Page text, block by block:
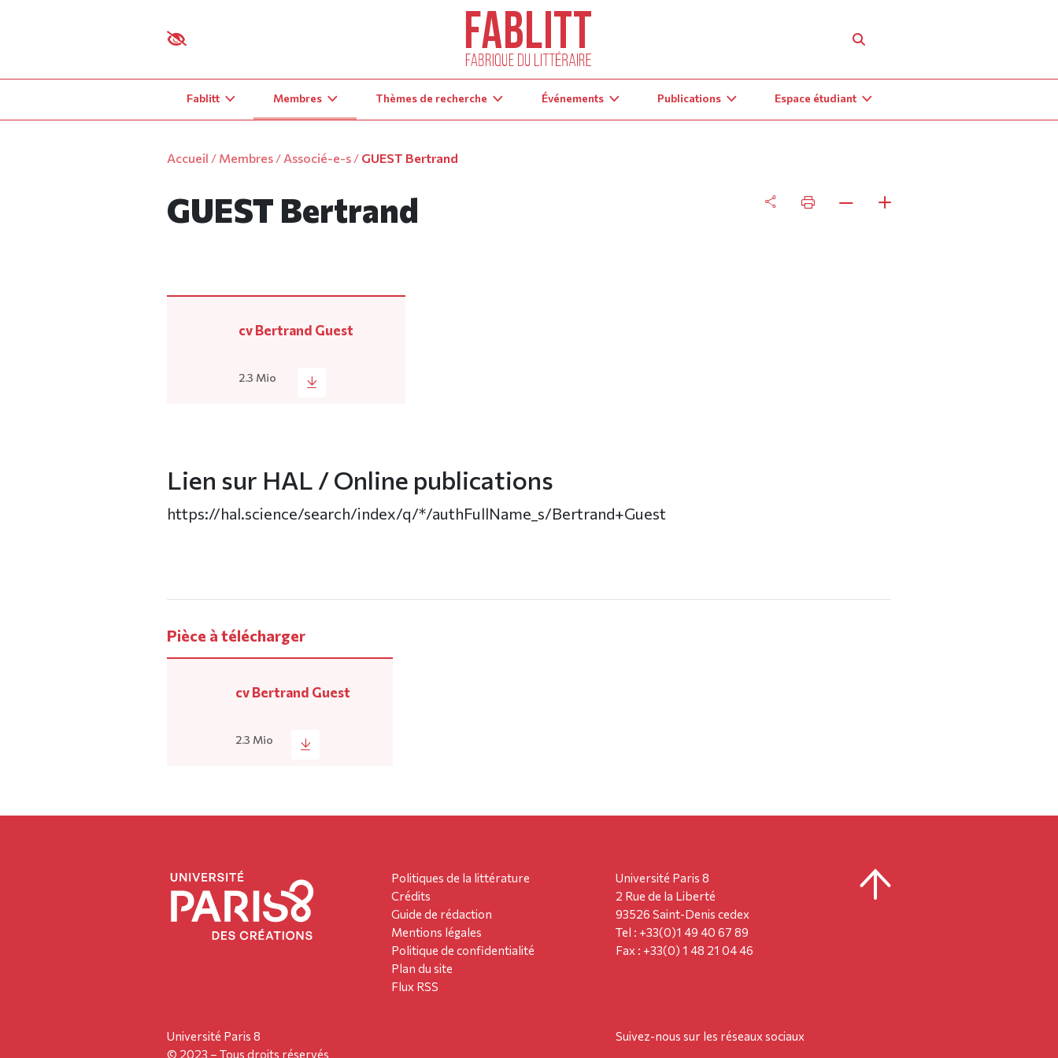
Fablitt Membres Thèmes de recherche Événements Publications Espace étudiant
Accueil / Membres / Associé-e-s / GUEST Bertrand
GUEST Bertrand
cv Bertrand Guest
2.3 Mio
Lien sur HAL / Online publications
https://hal.science/search/index/q/*/authFullName_s/Bertrand+Guest
Pièce à télécharger
cv Bertrand Guest
2.3 Mio
Politiques de la littérature
Crédits
Guide de rédaction
Mentions légales
Politique de confidentialité
Plan du site
Flux RSS
Université Paris 8
2 Rue de la Liberté
93526 Saint-Denis cedex
Tel : +33(0)1 49 40 67 89
Fax : +33(0) 1 48 21 04 46
Université Paris 8
© 2023 – Tous droits réservés
Suivez-nous sur les réseaux sociaux